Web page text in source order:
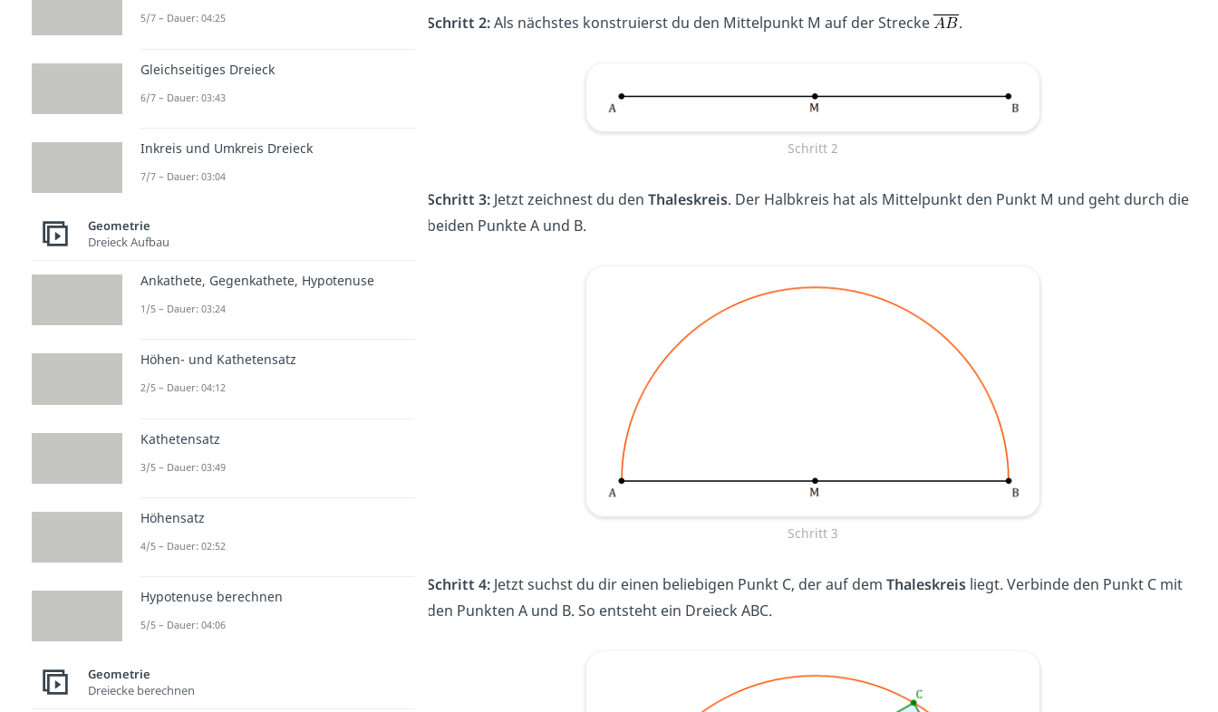
Schritt 2:Als nächstes konstruierst du den Mittelpunkt M auf der Strecke .
Schritt 2
Schritt 3:Jetzt zeichnest du den Thaleskreis. Der Halbkreis hat als Mittelpunkt den Punkt M und geht durch die
beiden Punkte A und B.
Schritt 3
Schritt 4:Jetzt suchst du dir einen beliebigen Punkt C, der auf dem Thaleskreisliegt. Verbinde den Punkt C mit
den Punkten A und B. So entsteht ein Dreieck ABC.
5/7 – Dauer: 04:25
Gleichseitiges Dreieck
6/7 – Dauer: 03:43
Inkreis und Umkreis Dreieck
7/7 – Dauer: 03:04
Geometrie
Dreieck Aufbau
Ankathete, Gegenkathete, Hypotenuse
1/5 – Dauer: 03:24
Höhen- und Kathetensatz
2/5 – Dauer: 04:12
Kathetensatz
3/5 – Dauer: 03:49
Höhensatz
4/5 – Dauer: 02:52
Hypotenuse berechnen
5/5 – Dauer: 04:06
Geometrie
Dreiecke berechnen